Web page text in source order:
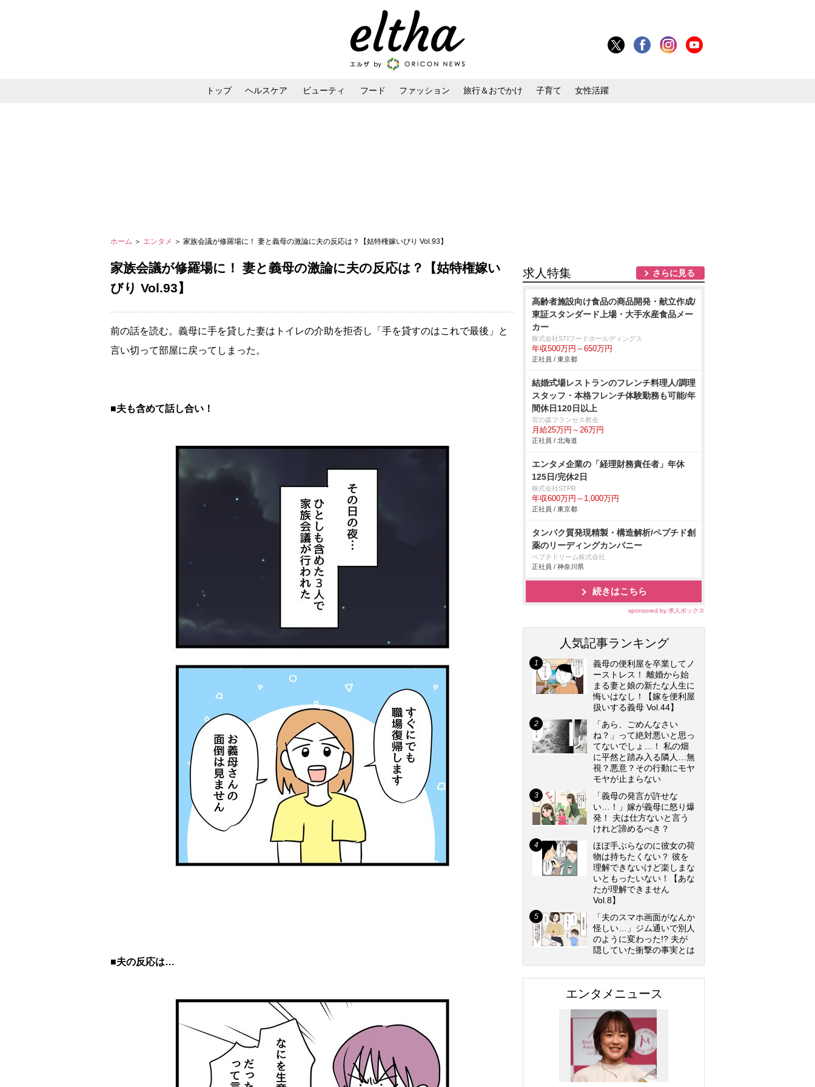
トップ ヘルスケア ビューティ フード ファッション 旅行＆おでかけ 子育て 女性活躍
ホーム ＞ エンタメ ＞ 家族会議が修羅場に！ 妻と義母の激論に夫の反応は？【姑特権嫁いびり Vol.93】
家族会議が修羅場に！ 妻と義母の激論に夫の反応は？【姑特権嫁い
びり Vol.93】
前の話を読む。義母に手を貸した妻はトイレの介助を拒否し「手を貸すのはこれで最後」と
言い切って部屋に戻ってしまった。
■夫も含めて話し合い！
■夫の反応は…
求人特集 さらに見る
高齢者施設向け食品の商品開発・献立作成/
東証スタンダード上場・大手水産食品メー
カー
株式会社STIフードホールディングス
年収500万円～650万円
正社員 / 東京都
結婚式場レストランのフレンチ料理人/調理
スタッフ・本格フレンチ体験勤務も可能/年
間休日120日以上
宮の森フランセス教会
月給25万円～26万円
正社員 / 北海道
エンタメ企業の「経理財務責任者」年休
125日/完休2日
株式会社STPR
年収600万円～1,000万円
正社員 / 東京都
タンパク質発現精製・構造解析/ペプチド創
薬のリーディングカンパニー
ペプチドリーム株式会社
正社員 / 神奈川県
続きはこちら
sponsored by 求人ボックス
人気記事ランキング
義母の便利屋を卒業してノ
ーストレス！ 離婚から始
まる妻と娘の新たな人生に
悔いはなし！【嫁を便利屋
扱いする義母 Vol.44】
「あら、ごめんなさい
ね？」って絶対悪いと思っ
てないでしょ…！ 私の畑
に平然と踏み入る隣人…無
視？悪意？その行動にモヤ
モヤが止まらない
「義母の発言が許せな
い…！」嫁が義母に怒り爆
発！ 夫は仕方ないと言う
けれど諦めるべき？
ほぼ手ぶらなのに彼女の荷
物は持ちたくない？ 彼を
理解できないけど楽しまな
いともったいない！【あな
たが理解できません
Vol.8】
「夫のスマホ画面がなんか
怪しい…」ジム通いで別人
のように変わった!? 夫が
隠していた衝撃の事実とは
エンタメニュース